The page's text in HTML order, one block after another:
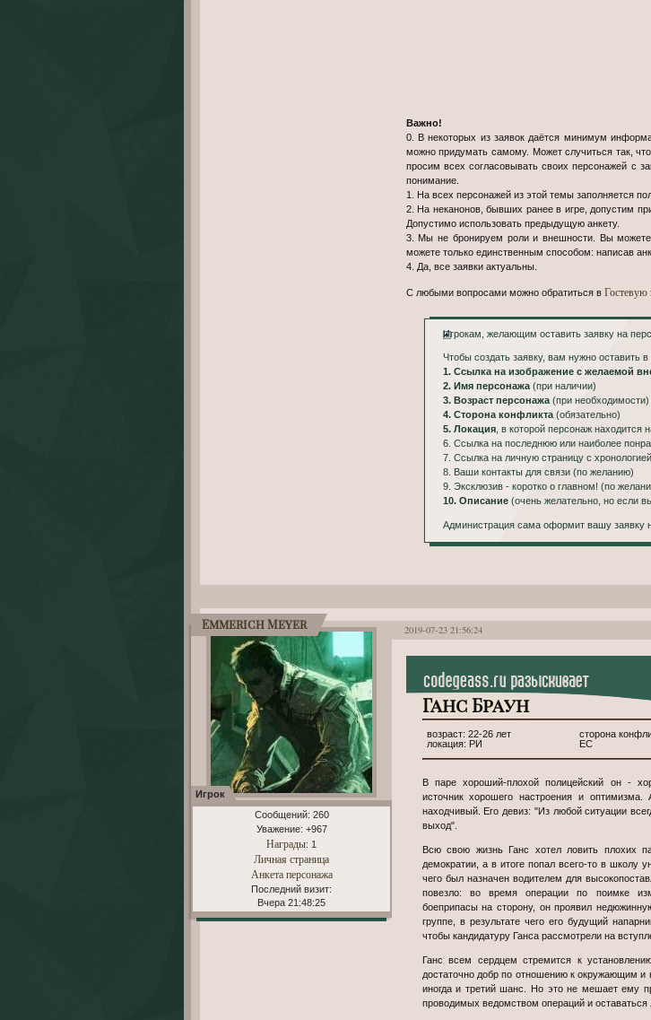
Важно!
0. В некоторых из заявок даётся минимум
можно придумать самому. Может случиться так,
просим всех согласовывать своих персонажей с
понимание.
1. На всех персонажей из этой темы заполняется
2. На неканонов, бывших ранее в игре, допустим
Допустимо использовать предыдущую анкету.
3. Мы не бронируем роли и внешности. Вы
можете только единственным способом: написав
4. Да, все заявки актуальны.
С любыми вопросами можно обратиться в Гостевую
Игрокам, желающим оставить заявку на
Чтобы создать заявку, вам нужно
1. Ссылка на изображение с желаемой
2. Имя персонажа(при наличии)
3. Возраст персонажа(при необходимости)
4. Сторона конфликта(обязательно)
5. Локация, в которой персонаж находится
6. Ссылка на последнюю или наиболее
7. Ссылка на личную страницу с
8. Ваши контакты для связи (по желанию)
9. Эксклюзив - коротко о главном! (по
10. Описание(очень желательно, но если
Администрация сама оформит вашу заявку
2019-07-23 21:56:24
Emmerich Meyer
Игрок
Сообщений: 260
Уважение: +967
Награды: 1
Личная страница
Анкета персонажа
Последний визит:
Вчера 21:48:25
Ганс Браун
22-26 лет
РИ
ЕС
В паре хороший-плохой полицейский он -
источник хорошего настроения и
находчивый. Его девиз: "Из любой ситуации
выход".
Всю свою жизнь Ганс хотел ловить плохих
демократии, а в итоге попал всего-то в школу
чего был назначен водителем для
повезло: во время операции по поимке
боеприпасы на сторону, он проявил
группе, в результате чего его будущий
чтобы кандидатуру Ганса рассмотрели на
Ганс всем сердцем стремится к
достаточно добр по отношению к окружающим и
иногда и третий шанс. Но это не мешает ему
проводимых ведомством операций и